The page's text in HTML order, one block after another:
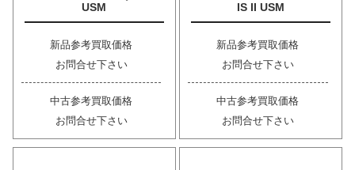
USM
新品参考買取価格
お問合せ下さい
中古参考買取価格
お問合せ下さい
IS II USM
新品参考買取価格
お問合せ下さい
中古参考買取価格
お問合せ下さい